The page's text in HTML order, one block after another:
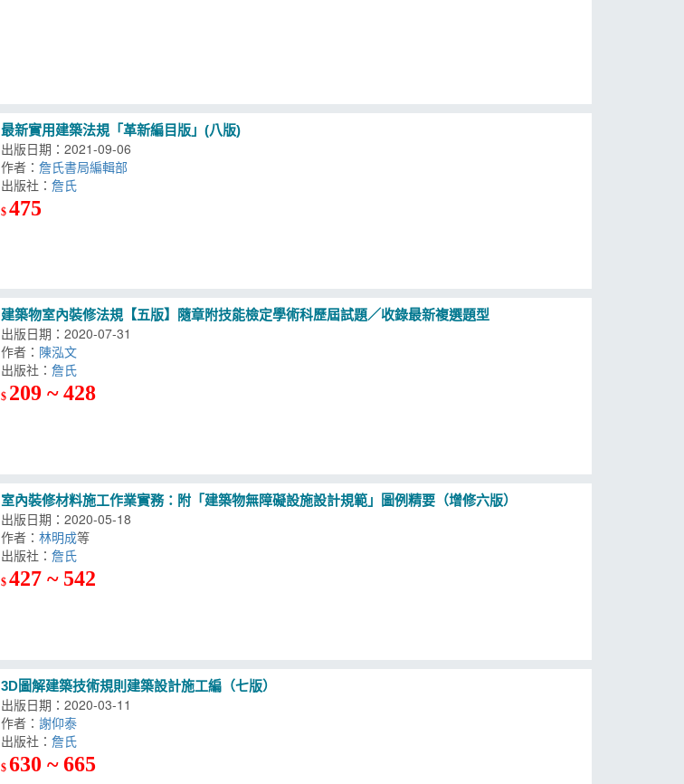
最新實用建築法規「革新編目版」(八版)
出版日期：2021-09-06
作者：詹氏書局編輯部
出版社：
$475
建築物室內裝修法規【五版】隨章附技能檢定學術科歷屆試題／收錄最新複選題型
出版日期：2020-07-31
作者： 陳泓文
出版社：
$ 209 ~ 428
室內裝修材料施工作業實務：附「建築物無障礙設施設計規範」圖例精要（增修六版）
出版日期：2020-05-18
作者：林明成等
出版社：
$427 ~ 542
3D圖解建築技術規則建築設計施工編（七版）
出版日期：2020-03-11
作者：謝仰泰
出版社：
$630 ~ 665